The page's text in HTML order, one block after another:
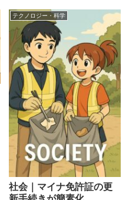
テクノロジー・科学
社会｜マイナ免許証の更